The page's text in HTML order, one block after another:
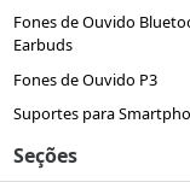
Fones de Ouvido
Earbuds
Fones de Ouvido P3
Suportes para
Seções